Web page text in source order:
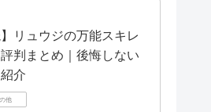
】リュウジの万能スキレ
判まとめ｜後悔しない
介
他